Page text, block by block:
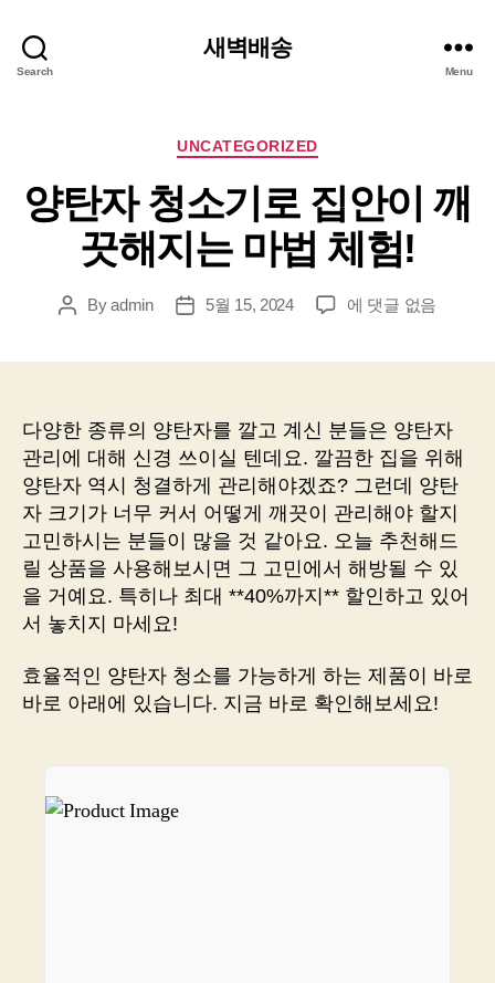
Search
새벽배송
Menu
Categories
UNCATEGORIZED
양탄자 청소기로 집안이 깨
끗해지는 마법 체험!
PostByadmin
Post5월 15, 2024
양
기
로
집
안
이
깨
끗
해
마
법
체
에 댓글 없음
다양한 종류의 양탄자를 깔고 계신 분들은 양탄자
관리에 대해 신경 쓰이실 텐데요. 깔끔한 집을 위해
양탄자 역시 청결하게 관리해야겠죠? 그런데 양탄
자 크기가 너무 커서 어떻게 깨끗이 관리해야 할지
고민하시는 분들이 많을 것 같아요. 오늘 추천해드
릴 상품을 사용해보시면 그 고민에서 해방될 수 있
을 거예요. 특히나 최대 **40%까지** 할인하고 있어
서 놓치지 마세요!
효율적인 양탄자 청소를 가능하게 하는 제품이 바로
바로 아래에 있습니다. 지금 바로 확인해보세요!